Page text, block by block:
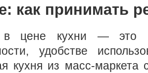
как принимать
в цене кухни — это
удобстве
кухня из масс-